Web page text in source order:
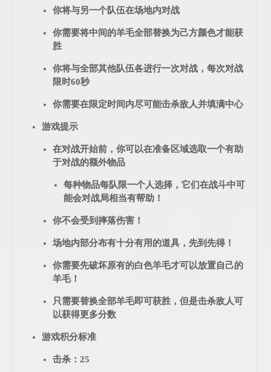
你将与另一个队伍在场地内对战
你需要将中间的羊毛全部替换为己方颜色才能获
胜
你将与全部其他队伍各进行一次对战，每次对战
限时60秒
你需要在限定时间内尽可能击杀敌人并填满中心
游戏提示
在对战开始前，你可以在准备区域选取一个有助
于对战的额外物品
每种物品每队限一个人选择，它们在战斗中可
能会对战局相当有帮助！
你不会受到摔落伤害！
场地内部分布有十分有用的道具，先到先得！
你需要先破坏原有的白色羊毛才可以放置自己的
羊毛！
只需要替换全部羊毛即可获胜，但是击杀敌人可
以获得更多分数
游戏积分标准
击杀：25